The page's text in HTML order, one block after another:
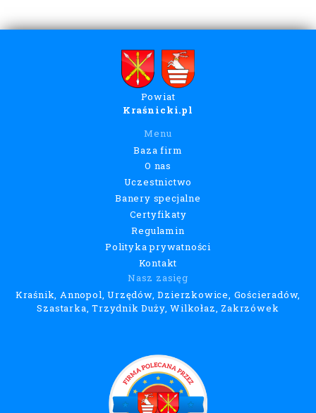
Powiat
Kraśnicki.pl
Menu
Baza firm
O nas
Uczestnictwo
Banery specjalne
Certyfikaty
Regulamin
Polityka prywatności
Kontakt
Nasz zasięg
Kraśnik, Annopol, Urzędów, Dzierzkowice, Gościeradów,
Szastarka, Trzydnik Duży, Wilkołaz, Zakrzówek